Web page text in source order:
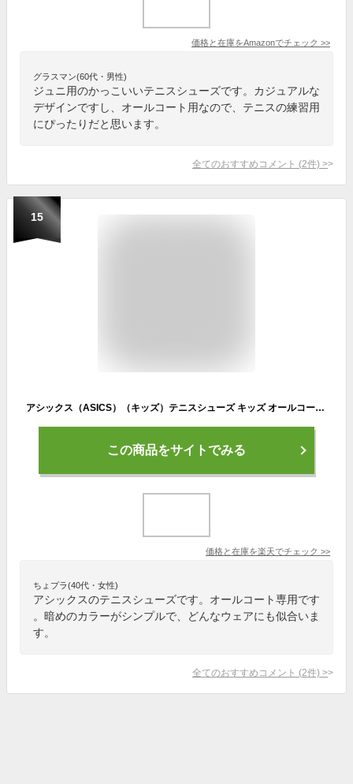
価格と在庫をAmazonでチェック >>
グラスマン(60代・男性)
ジュニ用のかっこいいテニスシューズです。カジュアルな
デザインですし、オールコート用なので、テニスの練習用
にぴったりだと思います。
全てのおすすめコメント (2件) >
15
アシックス（ASICS）（キッズ）テニスシューズ キッズ オールコート用 UPCOURT 4 PS 1074A029
この商品をサイトでみる
価格と在庫を楽天でチェック >>
ちょプラ(40代・女性)
アシックスのテニスシューズです。オールコート専用です
。暗めのカラーがシンプルで、どんなウェアにも似合いま
す。
全てのおすすめコメント (2件) >